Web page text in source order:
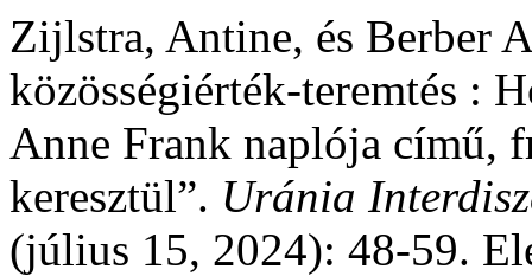
Zijlstra, Antine, és Berber
közösségiérték-teremtés :
Anne Frank naplója című,
keresztül”. Uránia
(július 15, 2024): 48-59.